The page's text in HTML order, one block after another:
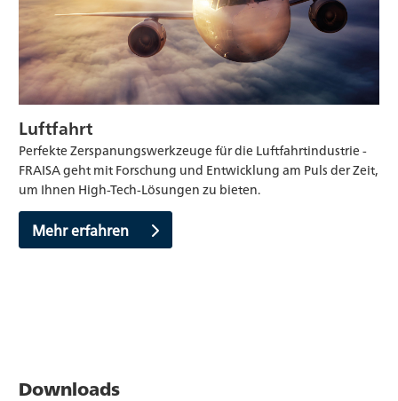
Luftfahrt
Perfekte Zerspanungswerkzeuge für die Luftfahrtindustrie -
FRAISA geht mit Forschung und Entwicklung am Puls der Zeit,
um Ihnen High-Tech-Lösungen zu bieten.
Mehr erfahren
Downloads